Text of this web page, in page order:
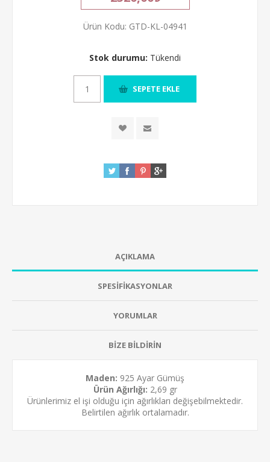
Ürün Kodu: GTD-KL-04941
Stok durumu: Tükendi
AÇIKLAMA
SPESİFİKASYONLAR
YORUMLAR
BİZE BİLDİRİN
Maden: 925 Ayar Gümüş
Ürün Ağırlığı: 2,69 gr
Ürünlerimiz el işi olduğu için ağırlıkları değişebilmektedir.
Belirtilen ağırlık ortalamadır.